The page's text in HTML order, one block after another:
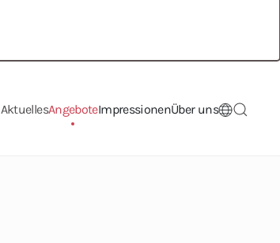
AktuellesAngeboteImpressionenÜber uns